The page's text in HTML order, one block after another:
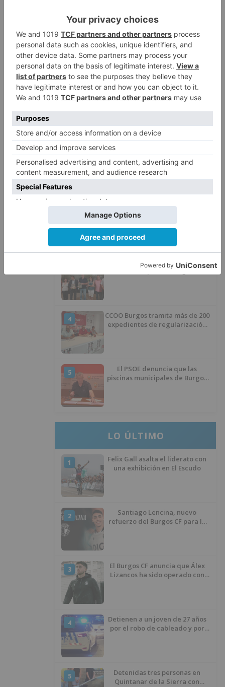
acreditación, acceso a las duchas a la zona de
dormir y de comidas.
Burgos universidad acoge nueva
edición
ubuparty
LO + VISTO
1
Barrio (PSOE) denuncia que la
apertura del Castillo responde a
“una foto” y no a la culminación
del proyecto
El poblado de El Encuentro de
Burgos a punto de culminar su
proceso de realojo
Un libro rescata la historia y
memoria del pueblo burgalés de
4
CCOO Burgos tramita más de 200
expedientes de regularización
5
El PSOE denuncia que las
piscinas municipales de Burgos
LO ÚLTIMO
1
Felix Gall asalta el liderato con
una exhibición en El Escudo
2
Santiago Lencina, nuevo
refuerzo del Burgos CF para la
3
El Burgos CF anuncia que Álex
Lizancos ha sido operado con
4
Detienen a un joven de 27 años
por el robo de cableado y por
5
Detenidas tres personas en
Quintanar de la Sierra con